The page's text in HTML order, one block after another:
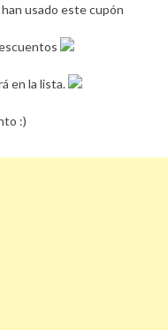
usado este cupón
en la lista.
:)